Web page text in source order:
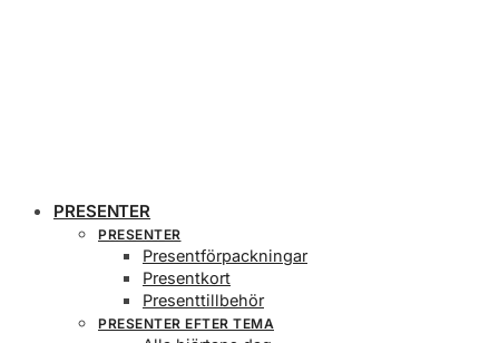
PRESENTER
PRESENTER
Presentförpackningar
Presentkort
Presenttillbehör
PRESENTER EFTER TEMA